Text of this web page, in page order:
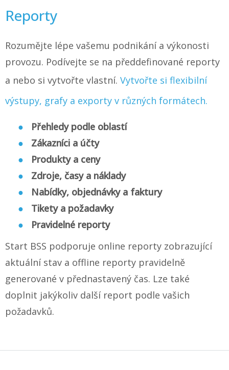
Reporty
Rozumějte lépe vašemu podnikání a výkonosti
provozu. Podívejte se na předdefinované reporty
a nebo si vytvořte vlastní. Vytvořte si flexibilní
výstupy, grafy a exporty v různých formátech.
Přehledy podle oblastí
Zákazníci a účty
Produkty a ceny
Zdroje, časy a náklady
Nabídky, objednávky a faktury
Tikety a požadavky
Pravidelné reporty
Start BSS podporuje online reporty zobrazující
aktuální stav a offline reporty pravidelně
generované v přednastavený čas. Lze také
doplnit jakýkoliv další report podle vašich
požadavků.